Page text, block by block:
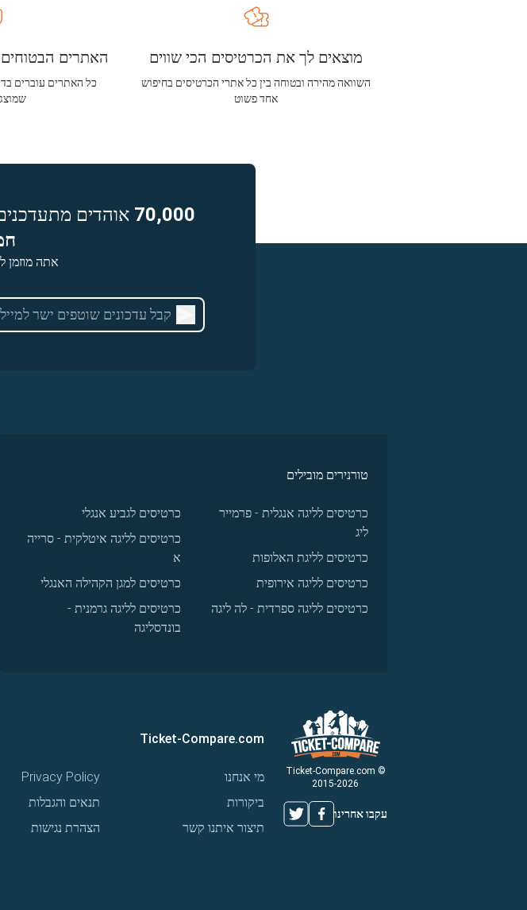
האתרים
כל האתרים עוברים
מוצאים לך את הכרטיסים הכי שווים
השוואה מהירה ובטוחה בין כל אתרי הכרטיסים בחיפוש
אחד פשוט
70,000 אוהדים
אתה מוזמן
טורנירים מובילים
כרטיסים לליגה אנגלית - פרמייר
ליג
כרטיסים לליגת האלופות
כרטיסים לליגה אירופית
כרטיסים לליגה ספרדית - לה ליגה
כרטיסים לגביע אנגלי
כרטיסים לליגה איטלקית - סרייה
א
כרטיסים למגן הקהילה האנגלי
כרטיסים לליגה גרמנית -
בונדסליגה
© Ticket-Compare.com
2015-2026
עקבו אחרינו
Ticket-Compare.com
מי אנחנו
ביקורות
תיצור איתנו קשר
Privacy Policy
תנאים והגבלות
הצהרת נגישות